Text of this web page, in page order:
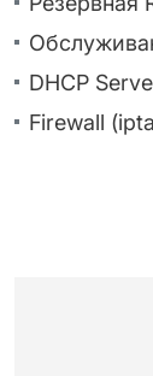
DHСP
Firewall